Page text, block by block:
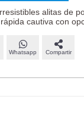
alitas de
cautiva con
Whatsapp Compartir